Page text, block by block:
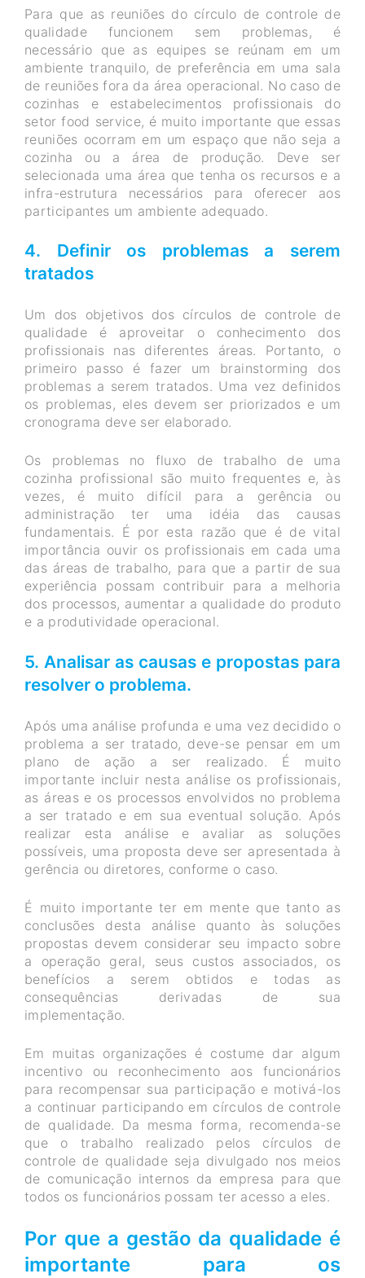
Para que as reuniões do círculo de controle de
qualidade funcionem sem problemas, é
necessário que as equipes se reúnam em um
ambiente tranquilo, de preferência em uma sala
de reuniões fora da área operacional. No caso de
cozinhas e estabelecimentos profissionais do
setor food service, é muito importante que essas
reuniões ocorram em um espaço que não seja a
cozinha ou a área de produção. Deve ser
selecionada uma área que tenha os recursos e a
infra-estrutura necessários para oferecer aos
participantes um ambiente adequado.
4. Definir os problemas a serem
tratados
Um dos objetivos dos círculos de controle de
qualidade é aproveitar o conhecimento dos
profissionais nas diferentes áreas. Portanto, o
primeiro passo é fazer um brainstorming dos
problemas a serem tratados. Uma vez definidos
os problemas, eles devem ser priorizados e um
cronograma deve ser elaborado.
Os problemas no fluxo de trabalho de uma
cozinha profissional são muito frequentes e, às
vezes, é muito difícil para a gerência ou
administração ter uma idéia das causas
fundamentais. É por esta razão que é de vital
importância ouvir os profissionais em cada uma
das áreas de trabalho, para que a partir de sua
experiência possam contribuir para a melhoria
dos processos, aumentar a qualidade do produto
e a produtividade operacional.
5. Analisar as causas e propostas para
resolver o problema.
Após uma análise profunda e uma vez decidido o
problema a ser tratado, deve-se pensar em um
plano de ação a ser realizado. É muito
importante incluir nesta análise os profissionais,
as áreas e os processos envolvidos no problema
a ser tratado e em sua eventual solução. Após
realizar esta análise e avaliar as soluções
possíveis, uma proposta deve ser apresentada à
gerência ou diretores, conforme o caso.
É muito importante ter em mente que tanto as
conclusões desta análise quanto às soluções
propostas devem considerar seu impacto sobre
a operação geral, seus custos associados, os
benefícios a serem obtidos e todas as
consequências derivadas de sua
implementação.
Em muitas organizações é costume dar algum
incentivo ou reconhecimento aos funcionários
para recompensar sua participação e motivá-los
a continuar participando em círculos de controle
de qualidade. Da mesma forma, recomenda-se
que o trabalho realizado pelos círculos de
controle de qualidade seja divulgado nos meios
de comunicação internos da empresa para que
todos os funcionários possam ter acesso a eles.
Por que a gestão da qualidade é
importante para os